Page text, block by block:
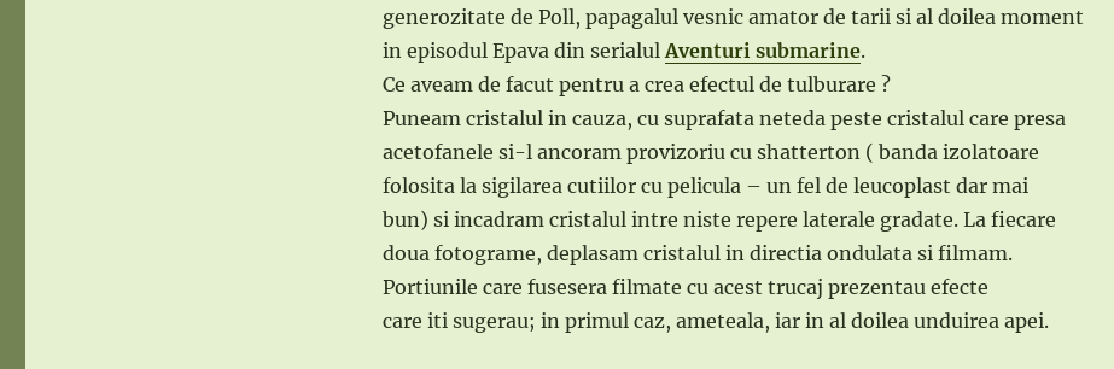
generozitate de Poll, papagalul vesnic amator de tarii si al doilea moment
in episodul Epava din serialulAventuri submarine.
Ce aveam de facut pentru a crea efectul de tulburare ?
Puneam cristalul in cauza, cu suprafata neteda peste cristalul care presa
acetofanele si-l ancoram provizoriu cu shatterton ( banda izolatoare
folosita la sigilarea cutiilor cu pelicula – un fel de leucoplast dar mai
bun) si incadram cristalul intre niste repere laterale gradate. La fiecare
doua fotograme, deplasam cristalul in directia ondulata si filmam.
Portiunile care fusesera filmate cu acest trucaj prezentau efecte
care iti sugerau; in primul caz, ameteala, iar in al doilea unduirea apei.
CINEMATOGRAFICE